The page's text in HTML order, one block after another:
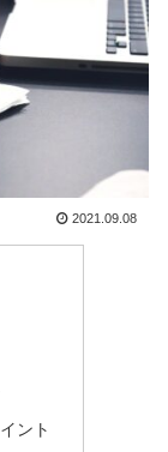
2021.09.08
ント